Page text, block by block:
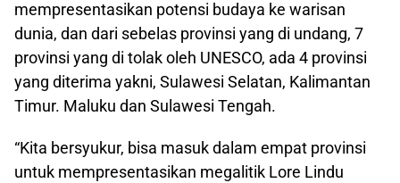
mempresentasikan potensi budaya ke warisan
dunia, dan dari sebelas provinsi yang di undang, 7
provinsi yang di tolak oleh UNESCO, ada 4 provinsi
yang diterima yakni, Sulawesi Selatan, Kalimantan
Timur. Maluku dan Sulawesi Tengah.
“Kita bersyukur, bisa masuk dalam empat provinsi
untuk mempresentasikan megalitik Lore Lindu